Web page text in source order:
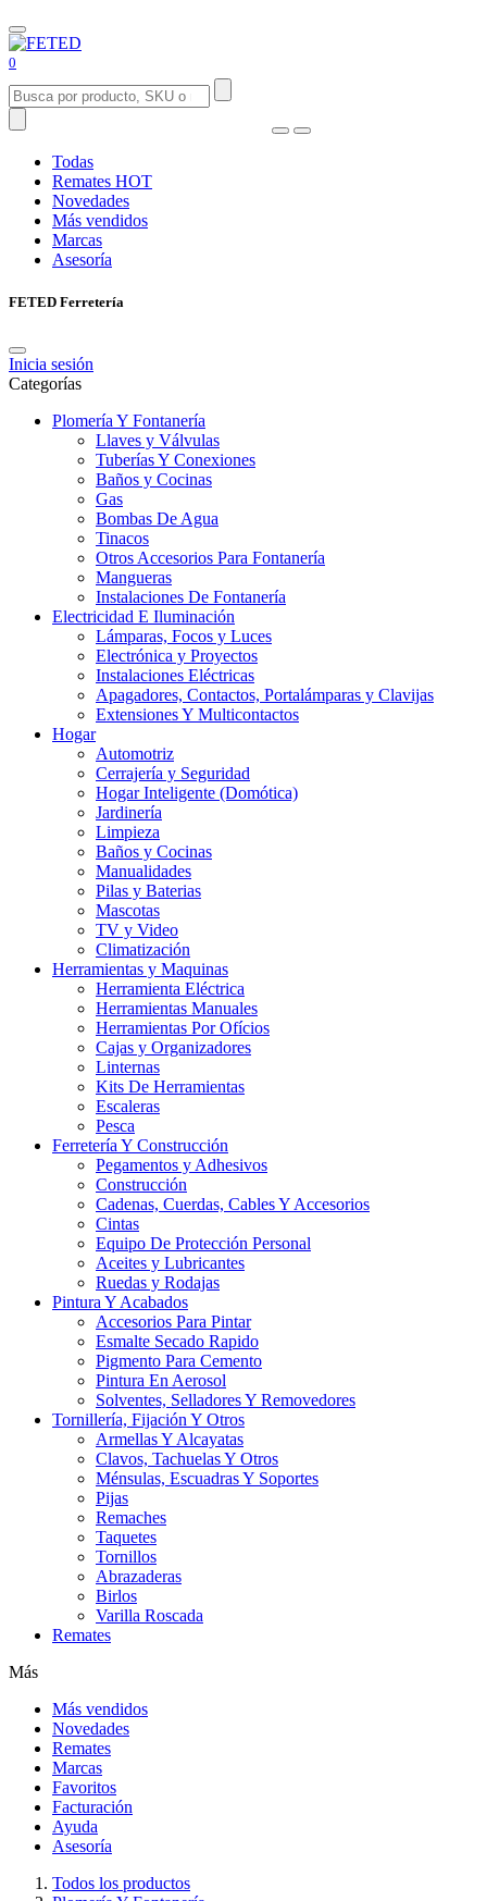
0
Todas
Remates HOT
Novedades
Más vendidos
Marcas
Asesoría
FETED Ferretería
Inicia sesión
Categorías
Plomería Y Fontanería
Llaves y Válvulas
Tuberías Y Conexiones
Baños y Cocinas
Gas
Bombas De Agua
Tinacos
Otros Accesorios Para Fontanería
Mangueras
Instalaciones De Fontanería
Electricidad E Iluminación
Lámparas, Focos y Luces
Electrónica y Proyectos
Instalaciones Eléctricas
Apagadores, Contactos, Portalámparas y Clavijas
Extensiones Y Multicontactos
Hogar
Automotriz
Cerrajería y Seguridad
Hogar Inteligente (Domótica)
Jardinería
Limpieza
Baños y Cocinas
Manualidades
Pilas y Baterias
Mascotas
TV y Video
Climatización
Herramientas y Maquinas
Herramienta Eléctrica
Herramientas Manuales
Herramientas Por Ofícios
Cajas y Organizadores
Linternas
Kits De Herramientas
Escaleras
Pesca
Ferretería Y Construcción
Pegamentos y Adhesivos
Construcción
Cadenas, Cuerdas, Cables Y Accesorios
Cintas
Equipo De Protección Personal
Aceites y Lubricantes
Ruedas y Rodajas
Pintura Y Acabados
Accesorios Para Pintar
Esmalte Secado Rapido
Pigmento Para Cemento
Pintura En Aerosol
Solventes, Selladores Y Removedores
Tornillería, Fijación Y Otros
Armellas Y Alcayatas
Clavos, Tachuelas Y Otros
Ménsulas, Escuadras Y Soportes
Pijas
Remaches
Taquetes
Tornillos
Abrazaderas
Birlos
Varilla Roscada
Remates
Más
Más vendidos
Novedades
Remates
Marcas
Favoritos
Facturación
Ayuda
Asesoría
Todos los productos